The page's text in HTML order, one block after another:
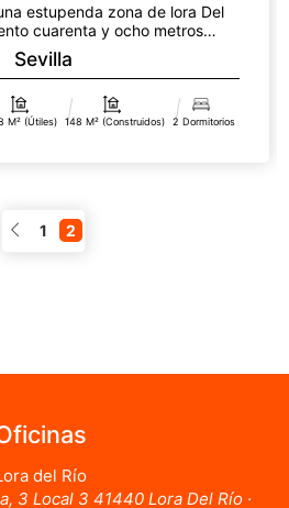
estupenda zona de lora Del
cuarenta y ocho metros
re...
Sevilla
M² (útiles) 148 M² (construidos) 2 Dormitorios
1 2
del Río
3 Local 3 41440 Lora Del Río ·